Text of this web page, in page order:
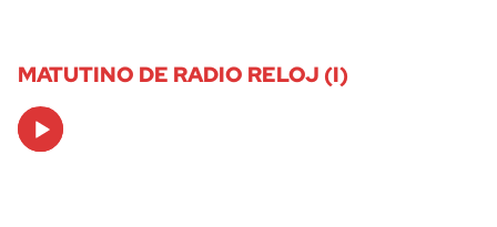
MATUTINO DE RADIO RELOJ (I)
Audio
Player